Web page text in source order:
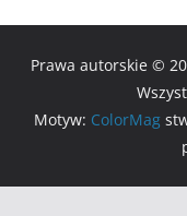
Prawa autorskie ©
Motyw: ColorMag